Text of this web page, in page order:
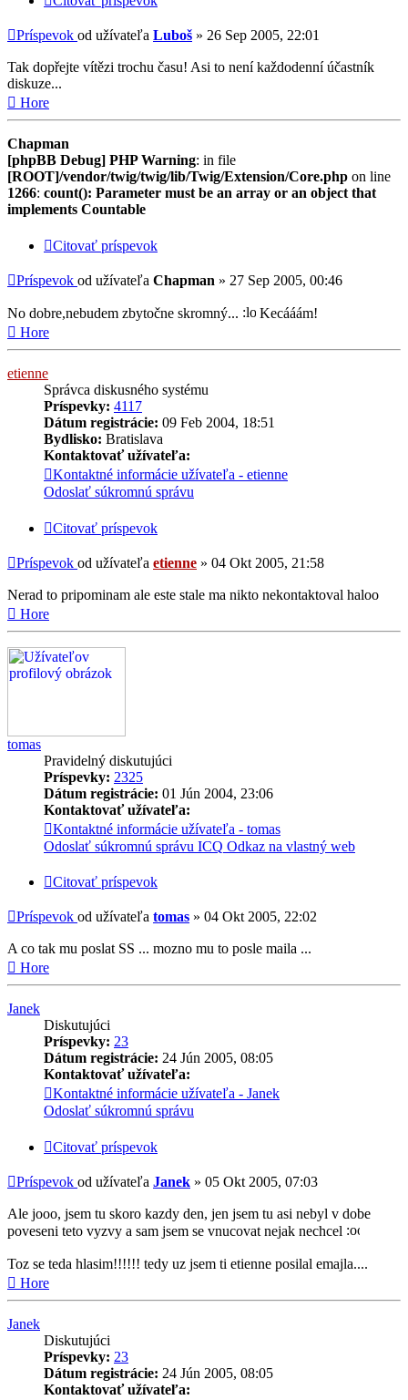
Príspevok od užívateľa Luboš » 26 Sep 2005, 22:01
Tak dopřejte vítězi trochu času! Asi to není každodenní účastník
diskuze...
Hore
Chapman
[phpBB Debug] PHP Warning: in file
[ROOT]/vendor/twig/twig/lib/Twig/Extension/Core.php on line
1266: count(): Parameter must be an array or an object that
implements Countable
Citovať príspevok
Príspevok od užívateľa Chapman » 27 Sep 2005, 00:46
No dobre,nebudem zbytočne skromný...
Kecááám!
Hore
etienne
Správca diskusného systému
Príspevky: 4117
Dátum registrácie: 09 Feb 2004, 18:51
Bydlisko: Bratislava
Kontaktovať užívateľa:
Kontaktné informácie užívateľa - etienne
Odoslať súkromnú správu
Citovať príspevok
Príspevok od užívateľa etienne » 04 Okt 2005, 21:58
Nerad to pripominam ale este stale ma nikto nekontaktoval haloo
Hore
tomas
Pravidelný diskutujúci
Príspevky: 2325
Dátum registrácie: 01 Jún 2004, 23:06
Kontaktovať užívateľa:
Kontaktné informácie užívateľa - tomas
Odoslať súkromnú správu ICQ Odkaz na vlastný web
Citovať príspevok
Príspevok od užívateľa tomas » 04 Okt 2005, 22:02
A co tak mu poslat SS ... mozno mu to posle maila ...
Hore
Janek
Diskutujúci
Príspevky: 23
Dátum registrácie: 24 Jún 2005, 08:05
Kontaktovať užívateľa:
Kontaktné informácie užívateľa - Janek
Odoslať súkromnú správu
Citovať príspevok
Príspevok od užívateľa Janek » 05 Okt 2005, 07:03
Ale jooo, jsem tu skoro kazdy den, jen jsem tu asi nebyl v dobe
poveseni teto vyzvy a sam jsem se vnucovat nejak nechcel
Toz se teda hlasim!!!!!! tedy uz jsem ti etienne posilal emajla....
Hore
Janek
Diskutujúci
Príspevky: 23
Dátum registrácie: 24 Jún 2005, 08:05
Kontaktovať užívateľa: